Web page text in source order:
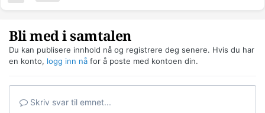
Bli med i samtalen
Du kan publisere innhold nå og registrere deg senere. Hvis du har
en konto, logg inn nå for å poste med kontoen din.
Skriv svar til emnet...